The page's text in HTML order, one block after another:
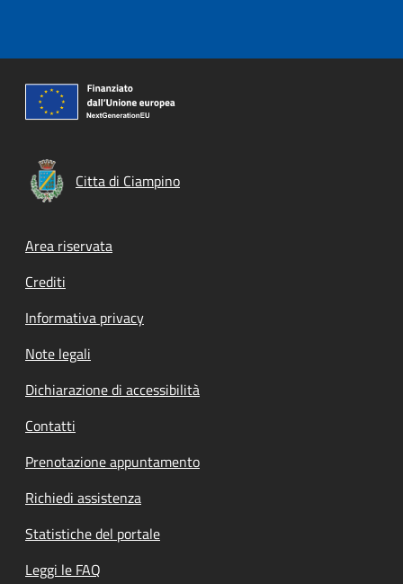
Citta di Ciampino
Footer menu
Area riservata
Crediti
Informativa privacy
Note legali
Dichiarazione di accessibilità
Contatti
Prenotazione appuntamento
Richiedi assistenza
Statistiche del portale
Leggi le FAQ